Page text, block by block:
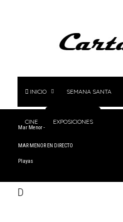
INICIO SEMANA SANTA
CINE EXPOSICIONES
Mar Menor - Rincón de San Ginés
MAR MENOR EN DIRECTO
Playas
D